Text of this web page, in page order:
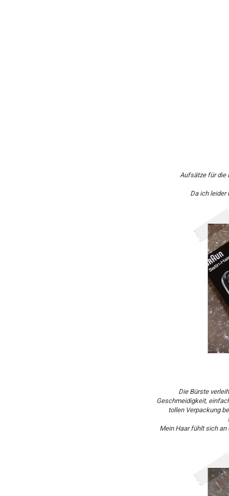
Aufsätze für die
Da ich leider
Die Bürste
Geschmeidigkeit,
tollen Verpackung
Mein Haar fühlt sich